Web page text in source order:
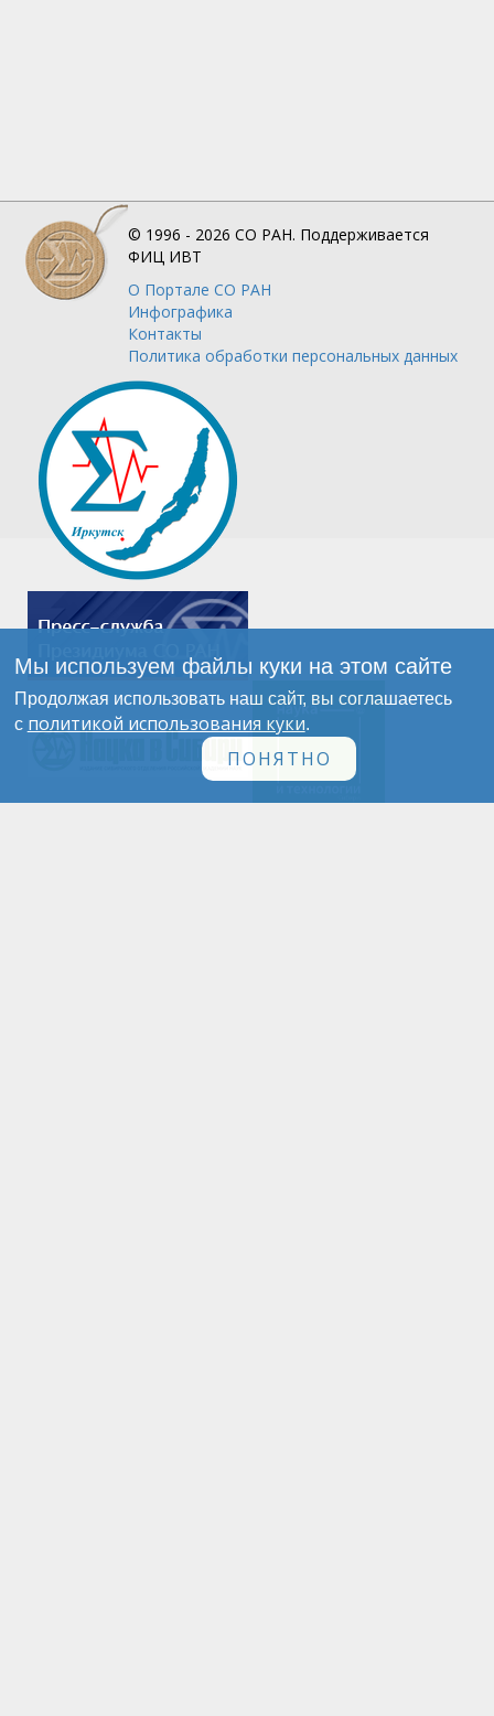
© 1996 - 2026 СО РАН. Поддерживается
ФИЦ ИВТ
О Портале СО РАН
Инфографика
Контакты
Политика обработки персональных данных
Мы используем файлы куки на этом сайте
Продолжая использовать наш сайт, вы соглашаетесь
с политикой использования куки.
ПОНЯТНО